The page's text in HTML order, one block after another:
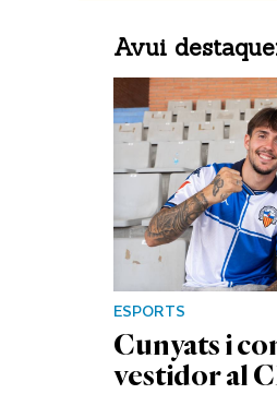
Avui
ESPORTS
Cunyats i
vestidor al